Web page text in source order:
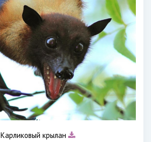
Карликовый крылан